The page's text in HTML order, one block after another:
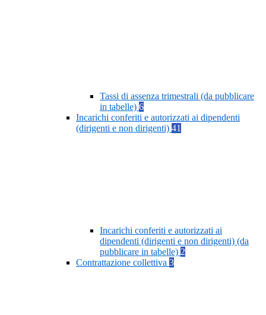
Tassi di assenza trimestrali (da pubblicare
in tabelle) 6
Incarichi conferiti e autorizzati ai dipendenti
(dirigenti e non dirigenti) 41
Incarichi conferiti e autorizzati ai
dipendenti (dirigenti e non dirigenti) (da
pubblicare in tabelle) 2
Contrattazione collettiva 3